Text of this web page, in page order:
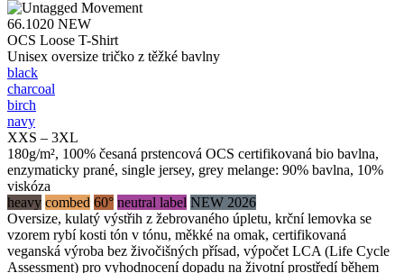
66.1020 NEW
OCS Loose T-Shirt
Unisex oversize tričko z těžké bavlny
black
charcoal
birch
navy
XXS – 3XL
180g/m², 100% česaná prstencová OCS certifikovaná bio bavlna,
enzymaticky prané, single jersey, grey melange: 90% bavlna, 10%
viskóza
heavy combed 60° neutral label NEW 2026
Oversize, kulatý výstřih z žebrovaného úpletu, krční lemovka se
vzorem rybí kosti tón v tónu, měkké na omak, certifikovaná
veganská výroba bez živočišných přísad, výpočet LCA (Life Cycle
Assessment) pro vyhodnocení dopadu na životní prostředí během